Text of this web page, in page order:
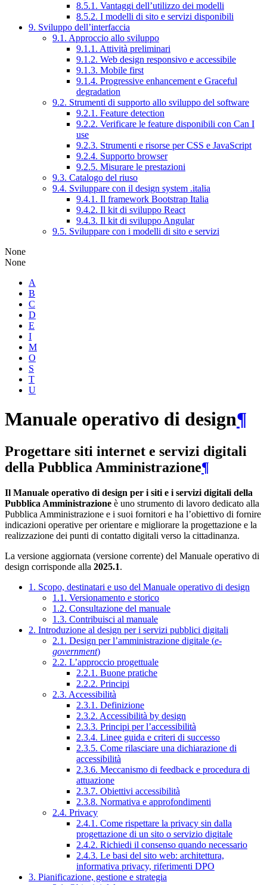
8.5.1. Vantaggi dell’utilizzo dei modelli
8.5.2. I modelli di sito e servizi disponibili
9. Sviluppo dell’interfaccia
9.1. Approccio allo sviluppo
9.1.1. Attività preliminari
9.1.2. Web design responsivo e accessibile
9.1.3. Mobile first
9.1.4. Progressive enhancement e Graceful
degradation
9.2. Strumenti di supporto allo sviluppo del software
9.2.1. Feature detection
9.2.2. Verificare le feature disponibili con Can I
use
9.2.3. Strumenti e risorse per CSS e JavaScript
9.2.4. Supporto browser
9.2.5. Misurare le prestazioni
9.3. Catalogo del riuso
9.4. Sviluppare con il design system .italia
9.4.1. Il framework Bootstrap Italia
9.4.2. Il kit di sviluppo React
9.4.3. Il kit di sviluppo Angular
9.5. Sviluppare con i modelli di sito e servizi
None
None
A
B
C
D
E
I
M
O
S
T
U
Manuale operativo di design¶
Progettare siti internet e servizi digitali
della Pubblica Amministrazione¶
Il Manuale operativo di design per i siti e i servizi digitali della
Pubblica Amministrazione è uno strumento di lavoro dedicato alla
Pubblica Amministrazione e i suoi fornitori e ha l’obiettivo di fornire
indicazioni operative per orientare e migliorare la progettazione e la
realizzazione dei punti di contatto digitali verso la cittadinanza.
La versione aggiornata (versione corrente) del Manuale operativo di
design corrisponde alla 2025.1.
1. Scopo, destinatari e uso del Manuale operativo di design
1.1. Versionamento e storico
1.2. Consultazione del manuale
1.3. Contribuisci al manuale
2. Introduzione al design per i servizi pubblici digitali
2.1. Design per l’amministrazione digitale (e-
government)
2.2. L’approccio progettuale
2.2.1. Buone pratiche
2.2.2. Principi
2.3. Accessibilità
2.3.1. Definizione
2.3.2. Accessibilità by design
2.3.3. Principi per l’accessibilità
2.3.4. Linee guida e criteri di successo
2.3.5. Come rilasciare una dichiarazione di
accessibilità
2.3.6. Meccanismo di feedback e procedura di
attuazione
2.3.7. Obiettivi accessibilità
2.3.8. Normativa e approfondimenti
2.4. Privacy
2.4.1. Come rispettare la privacy sin dalla
progettazione di un sito o servizio digitale
2.4.2. Richiedi il consenso quando necessario
2.4.3. Le basi del sito web: architettura,
informativa privacy, riferimenti DPO
3. Pianificazione, gestione e strategia